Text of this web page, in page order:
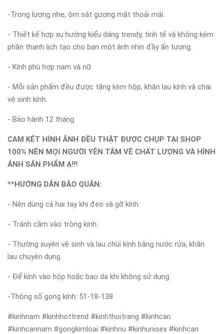
-Trọng lượng nhẹ, ôm sát gương mặt thoải mái.
- Thiết kế hợp xu hướng kiểu dáng trendy, tinh tế và không kém
phần thanh lịch tạo cho bạn một ánh nhìn đầy ấn tượng.
- Kính phù hợp nam và nữ
- Mỗi sản phẩm đều được tặng kèm hộp, khăn lau kính và chai
vệ sinh kính.
- Bảo hành 12 tháng.
CAM KẾT HÌNH ẢNH ĐỀU THẬT ĐƯỢC CHỤP TẠI SHOP
100% NÊN MỌI NGƯỜI YÊN TÂM VÊ CHẤT LƯỢNG VÀ HÌNH
ẢNH SẢN PHẨM Ạ!!!
**HƯỚNG DẪN BẢO QUẢN:
- Nên dùng cả hai tay khi đeo và gỡ kính.
- Tránh cầm vào tròng kính.
- Thường xuyên vệ sinh và lau chùi kính bằng nước rửa, khăn
lau chuyên dụng.
- Để kính vào hộp hoặc bao da khi không sử dụng.
-Thông số gọng kính: 51-18-138
#kinhnam #kinhhottrend #kinhthoitrang #kinhcan
#kinhcannam #gongkimloai #kinhnu #kinhunisex #kinhcan